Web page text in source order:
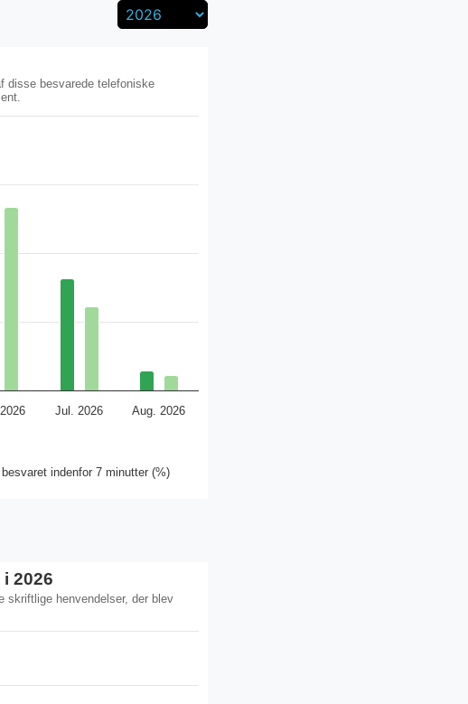
disse besvarede telefoniske
indenfor 7 minutter (%)
Jul. 2026 Aug. 2026
Skriftlige henvendelser til Kundeservice i 2026
skriftlige henvendelser, der blev